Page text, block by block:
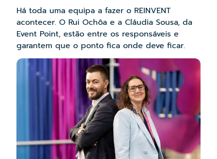
Há toda uma equipa a fazer o REINVENT
acontecer. O Rui Ochôa e a Cláudia Sousa, da
Event Point, estão entre os responsáveis e
garantem que o ponto fica onde deve ficar.